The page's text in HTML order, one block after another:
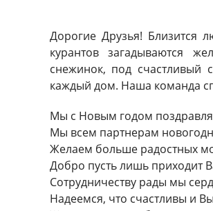
Дорогие Друзья! Близится
курантов загадываются
снежинок, под счастливый
каждый дом. Наша команда
Мы с Новым годом
Мы всем партнерам
Желаем больше радостных
Добро пусть лишь приходит
Сотрудничеству рады мы
Надеемся, что счастливы и